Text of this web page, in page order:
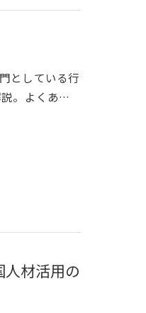
としている行
説。よくあ…
人材活用の